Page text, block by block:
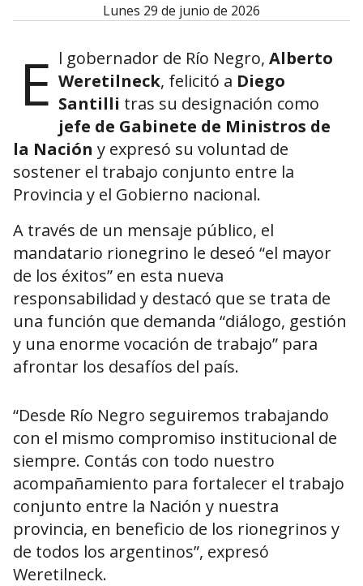
lunes 29 de junio de 2026
E l gobernador de Río Negro, Alberto
Weretilneck, felicitó a Diego
Santilli tras su designación como
jefe de Gabinete de Ministros de
la Nación y expresó su voluntad de
sostener el trabajo conjunto entre la
Provincia y el Gobierno nacional.
A través de un mensaje público, el
mandatario rionegrino le deseó “el mayor
de los éxitos” en esta nueva
responsabilidad y destacó que se trata de
una función que demanda “diálogo, gestión
y una enorme vocación de trabajo” para
afrontar los desafíos del país.
“Desde Río Negro seguiremos trabajando
con el mismo compromiso institucional de
siempre. Contás con todo nuestro
acompañamiento para fortalecer el trabajo
conjunto entre la Nación y nuestra
provincia, en beneficio de los rionegrinos y
de todos los argentinos”, expresó
Weretilneck.